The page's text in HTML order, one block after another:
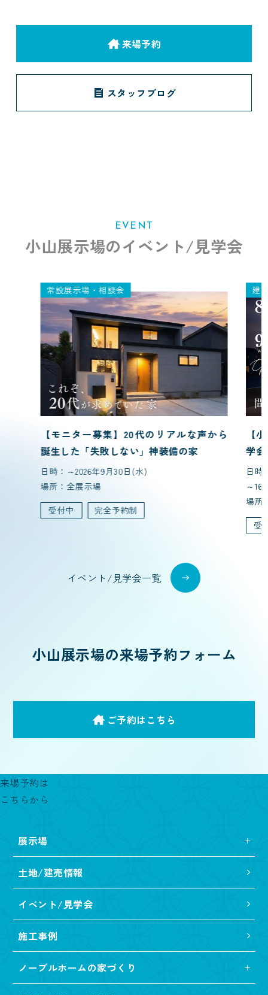
来場予約
スタッフブログ
EVENT
小山展示場のイベント/見学会
常設展示場・相談会
【モニター募集】20代のリアルな声から
誕生した「失敗しない」神装備の家
日時：～2026年9月30日(水)
場所：全展示場
受付中
完全予約制
建
【
学会
日時
～
場所
受
イベント/見学会一覧
小山展示場の来場予約フォーム
ご予約はこちら
来場予約は
こちらから
展示場
土地/建売情報
イベント/見学会
施工事例
ノーブルホームの家づくり